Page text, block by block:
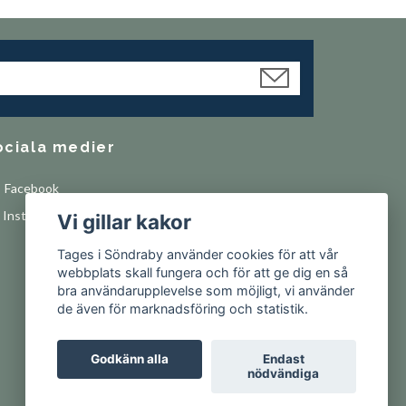
medier
Facebook
InstagramVi gillar kakor
Tages i Söndraby använder cookies för att vår
webbplats skall fungera och för att ge dig en så
bra användarupplevelse som möjligt, vi använder
de även för marknadsföring och statistik.
Godkänn alla
Endast
nödvändiga